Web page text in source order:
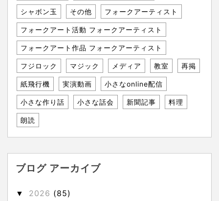
シャボン玉 その他 フォークアーティスト
フォークアート活動 フォークアーティスト
フォークアート作品 フォークアーティスト
フジロック マジック メディア 教室 再掲
紙飛行機 実演動画 小さなonline配信
小さな作り話 小さな話会 新聞記事 料理
朗読
ブログ アーカイブ
▼ 2026 (85)